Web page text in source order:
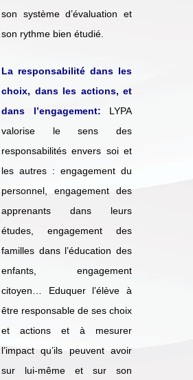
son système d’évaluation et
son rythme bien étudié.
La responsabilité dans les
choix, dans les actions, et
dans l’engagement: LYPA
valorise le sens des
responsabilités envers soi et
les autres : engagement du
personnel, engagement des
apprenants dans leurs
études, engagement des
familles dans l’éducation des
enfants, engagement
citoyen… Eduquer l’élève à
être responsable de ses choix
et actions et à mesurer
l’impact qu’ils peuvent avoir
sur lui-même et sur son